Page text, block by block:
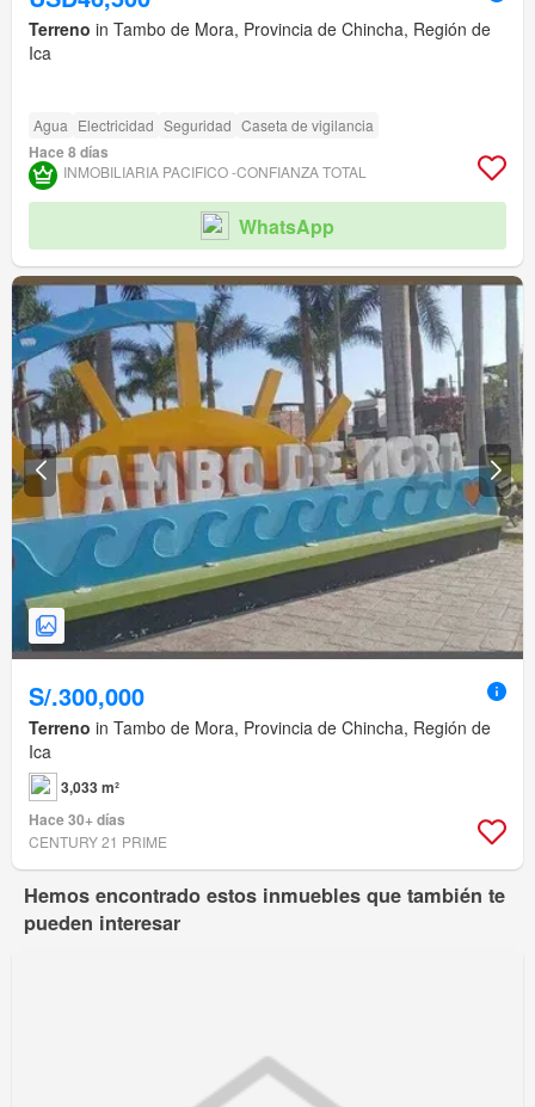
Terreno in Tambo de Mora, Provincia de Chincha, Región de
Ica
Agua Electricidad Seguridad Caseta de vigilancia
Hace 8 días
INMOBILIARIA PACIFICO -CONFIANZA TOTAL
WhatsApp
S/.300,000
Terreno in Tambo de Mora, Provincia de Chincha, Región de
Ica
3,033 m²
Hace 30+ días
CENTURY 21 PRIME
Hemos encontrado estos inmuebles que también te
pueden interesar